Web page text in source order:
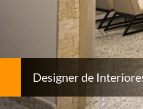
Designer de